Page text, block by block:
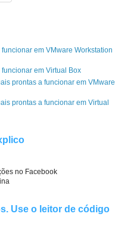
em VMware Workstation
em Virtual Box
prontas a funcionar em VMware
prontas a funcionar em Virtual
no Facebook
Use o leitor de código